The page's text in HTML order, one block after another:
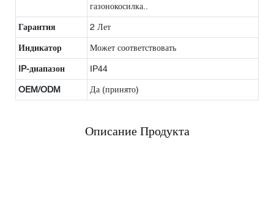
газонокосилка..
Гарантия 2 Лет
Индикатор Может соответствовать
IP-диапазон IP44
OEM/ODM Да (принято)
Описание Продукта